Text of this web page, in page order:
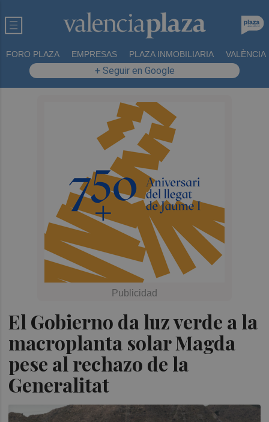
FORO PLAZA EMPRESAS PLAZA INMOBILIARIA VALÈNCIA
+ Seguir en Google
El Gobierno da luz verde a la
macroplanta solar Magda
pese al rechazo de la
Generalitat